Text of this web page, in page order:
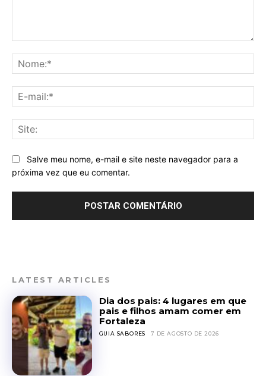
Salve meu nome, e-mail e site neste navegador para a
próxima vez que eu comentar.
LATEST ARTICLES
Dia dos pais: 4 lugares em que
pais e filhos amam comer em
Fortaleza
GUIA SABORES 7 DE AGOSTO DE 2026